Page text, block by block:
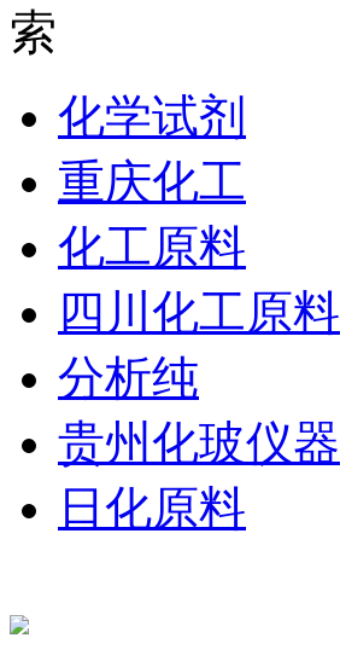
化学试剂
重庆化工
化工原料
四川化工原料
分析纯
贵州化玻仪器
日化原料